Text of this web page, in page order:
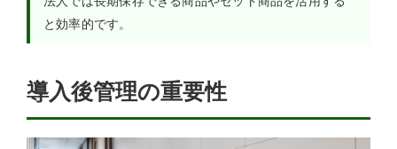
と効率的です。
導入後管理の重要性